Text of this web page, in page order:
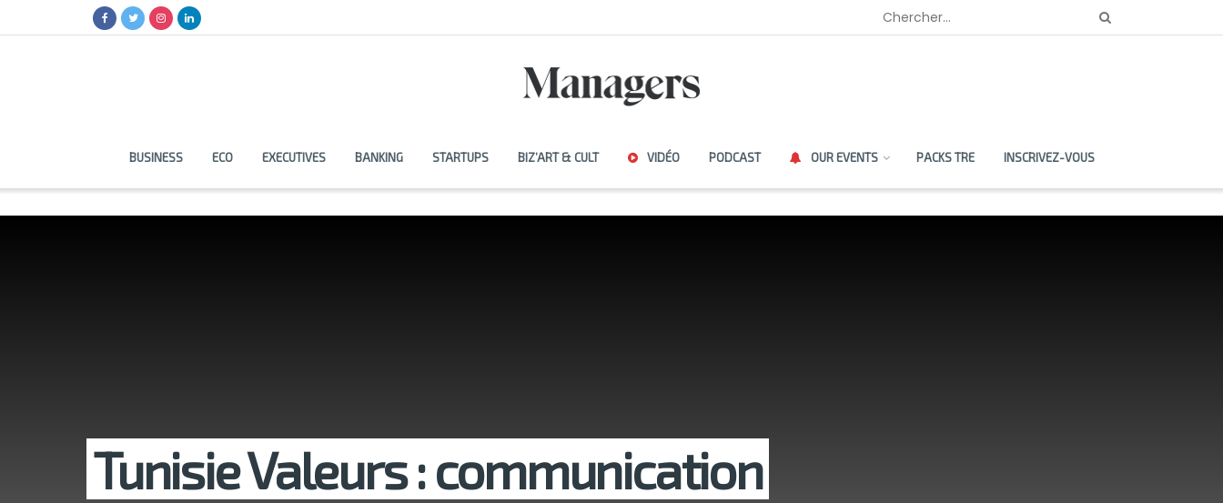
BUSINESS ECO EXECUTIVES BANKING STARTUPS BIZ’ART & CULT VIDÉO PODCAST OUR EVENTS PACKS TRE INSCRIVEZ-VOUS
Tunisie Valeurs : communication